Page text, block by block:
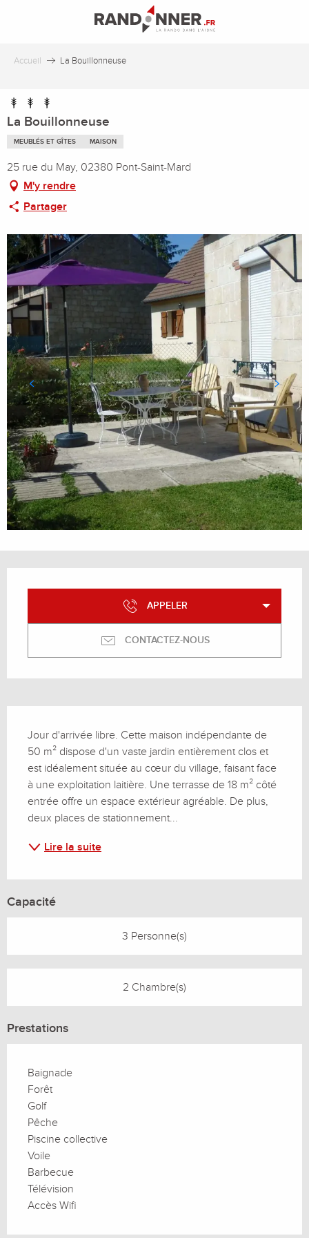
principal
Accueil La Bouillonneuse
La Bouillonneuse
MEUBLÉS ET GÎTES MAISON
25 rue du May, 02380 Pont-Saint-Mard
M'y rendre
Partager
APPELER
CONTACTEZ-NOUS
Jour d'arrivée libre. Cette maison indépendante de
50 m² dispose d'un vaste jardin entièrement clos et
est idéalement située au cœur du village, faisant face
à une exploitation laitière. Une terrasse de 18 m² côté
entrée offre un espace extérieur agréable. De plus,
deux places de stationnement...
Lire la suite
Capacité
3 Personne(s)
2 Chambre(s)
Prestations
Baignade
Forêt
Golf
Pêche
Piscine collective
Voile
Barbecue
Télévision
Accès Wifi